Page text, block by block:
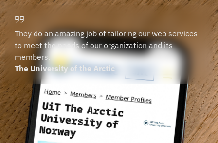
They do an amazing job of tailoring our web services
to meet the needs of our organization and its
members.
The University of the Arctic